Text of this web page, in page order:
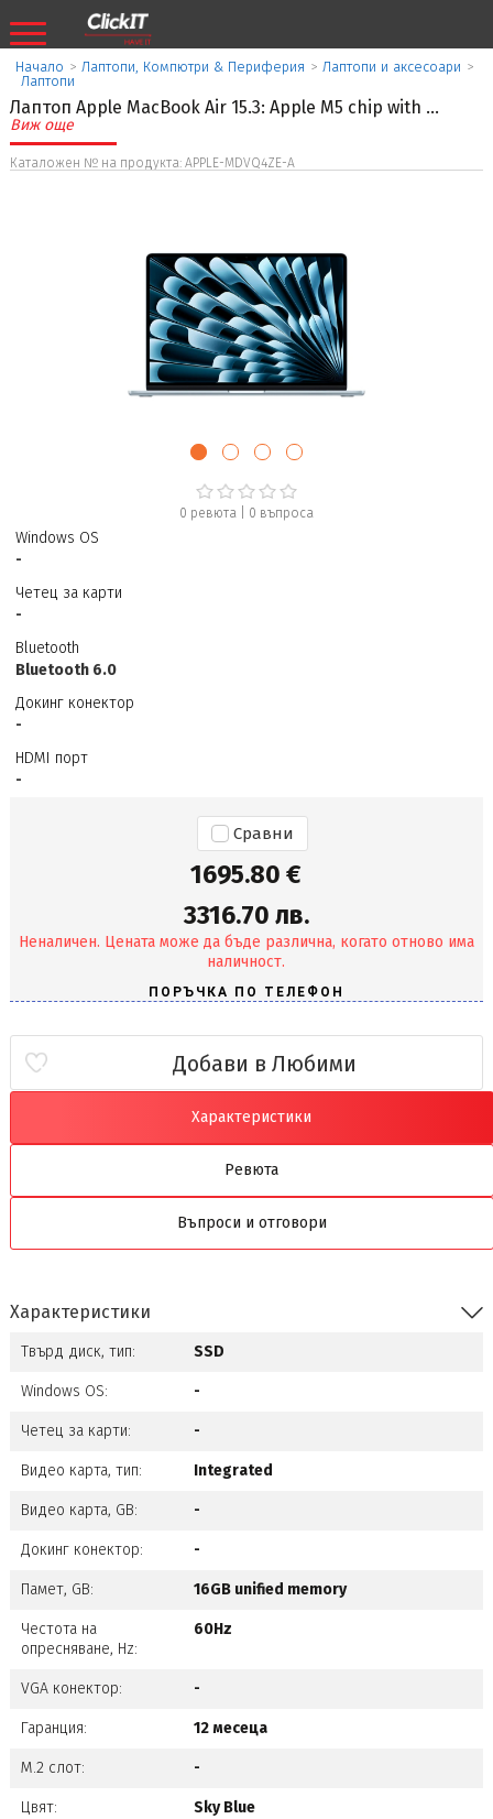
Начало > Лаптопи, Компютри & Периферия > Лаптопи и аксесоари >
Лаптопи
Лаптоп Apple MacBook Air 15.3: Apple M5 chip with ...
Виж още
Каталожен № на продукта: APPLE-MDVQ4ZE-A
0 ревюта| 0 въпроса
Windows OS
-
Четец за карти
-
Bluetooth
Bluetooth 6.0
Докинг конектор
-
HDMI порт
-
Сравни
1695.80 €
3316.70 лв.
Неналичен. Цената може да бъде различна, когато отново има
наличност.
Добави в Любими
Характеристики
Ревюта
Въпроси и отговори
Характеристики
Твърд диск, тип: SSD
Windows OS: -
Четец за карти: -
Видео карта, тип: Integrated
Видео карта, GB: -
Докинг конектор: -
Памет, GB: 16GB unified memory
Честота на
опресняване, Hz:
60Hz
VGA конектор: -
Гаранция: 12 месеца
M.2 слот: -
Цвят: Sky Blue